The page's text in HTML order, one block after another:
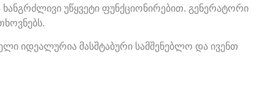
უწყვეტი ფუნქციონირებით. გენერატორი
იდეალურია მასშტაბური სამშენებლო და ივენთ